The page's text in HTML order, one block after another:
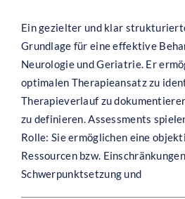
Ein gezielter und klar
Grundlage für eine effektive
Neurologie und Geriatrie. Er
optimalen Therapieansatz zu
Therapieverlauf zu
zu definieren. Assessments
Rolle: Sie ermöglichen eine
Ressourcen bzw.
Schwerpunktsetzung und